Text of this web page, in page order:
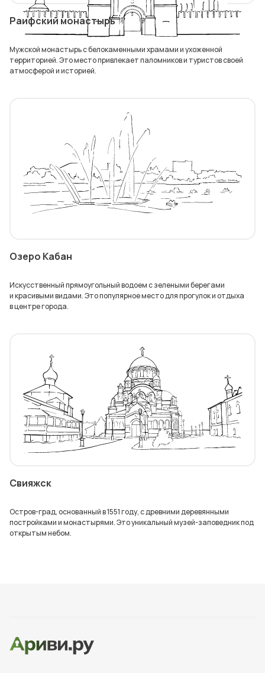
Раифский монастырь
Мужской монастырь с белокаменными храмами и ухоженной
территорией. Это место привлекает паломников и туристов своей
атмосферой и историей.
Озеро Кабан
Искусственный прямоугольный водоем с зелеными берегами
и красивыми видами. Это популярное место для прогулок и отдыха
в центре города.
Свияжск
Остров-град, основанный в 1551 году, с древними деревянными
постройками и монастырями. Это уникальный музей-заповедник под
открытым небом.